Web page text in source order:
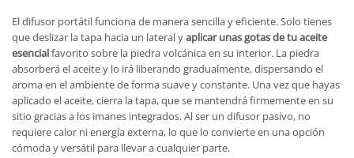
El difusor portátil funciona de manera sencilla y eficiente. Solo tienes
que deslizar la tapa hacia un lateral yaplicar unas gotas de tu aceite
esencialfavorito sobre la piedra volcánica en su interior. La piedra
absorberá el aceite y lo irá liberando gradualmente, dispersando el
aroma en el ambiente de forma suave y constante. Una vez que hayas
aplicado el aceite, cierra la tapa, que se mantendrá firmemente en su
sitio gracias a los imanes integrados. Al ser un difusor pasivo, no
requiere calor ni energía externa, lo que lo convierte en una opción
cómoda y versátil para llevar a cualquier parte.